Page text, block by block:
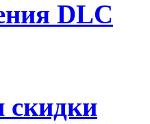
DLC
скидки